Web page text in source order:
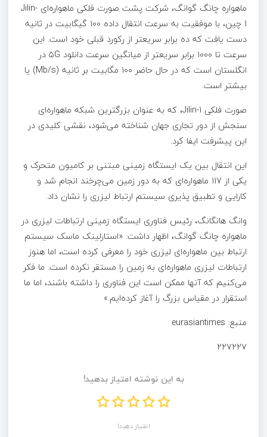
ماهواره چانگ گوانگ، شرکت پشت صورت فلکی ماهواره‌ای Jilin-
1 چین، با موفقیت به سرعت انتقال داده ۱۰۰ گیگابیت در ثانیه
دست یافت که ده برابر سریعتر از رکورد قبلی خود است. این
سرعت تا ۱۰۰۰ برابر سریعتر از میانگین سرعت دانلود ۵G در
انگلستان است که در حال حاضر ۱۰۰ مگابیت بر ثانیه (Mb/s) یا
بیشتر است.
صورت فلکی Jilin-1، که به عنوان بزرگترین شبکه ماهواره‌ای
سنجش از دور تجاری جهان شناخته می‌شود، نقشی کلیدی در
این پیشرفت ایفا کرد.
این انتقال بین یک ایستگاه زمینی مبتنی بر کامیون متحرک و
یکی از 117 ماهواره‌ای که به دور زمین می‌چرخند انجام شد و
کارایی و تطبیق پذیری سیستم ارتباط لیزری را نشان داد.
وانگ هانگانگ، رئیس فناوری ایستگاه زمینی ارتباطات لیزری در
ماهواره چانگ گوانگ، اظهار داشت: «استارلینک ماسک سیستم
ارتباط بین ماهواره‌ای لیزری خود را معرفی کرده است، اما هنوز
ارتباطات لیزری ماهواره‌ای به زمین را مستقر نکرده است. ما فکر
می‌کنیم که آنها ممکن است این فناوری را داشته باشند، اما ما
استقرار در مقیاس بزرگ را آغاز کرده‌ایم.»
منبع: eurasiantimes
۲۲۷۲۲۷
به این نوشته امتیاز بدهید!
امتیاز دهید!